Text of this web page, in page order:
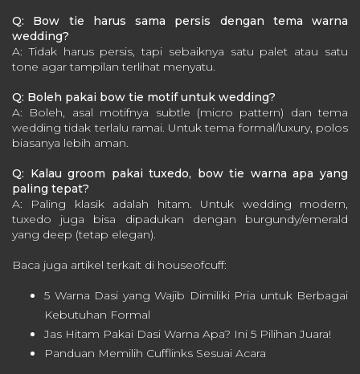
Q: Bow tie harus sama persis dengan tema warna
wedding?
A: Tidak harus persis, tapi sebaiknya satu palet atau satu
tone agar tampilan terlihat menyatu.
Q: Boleh pakai bow tie motif untuk wedding?
A: Boleh, asal motifnya subtle (micro pattern) dan tema
wedding tidak terlalu ramai. Untuk tema formal/luxury, polos
biasanya lebih aman.
Q: Kalau groom pakai tuxedo, bow tie warna apa yang
paling tepat?
A: Paling klasik adalah hitam. Untuk wedding modern,
tuxedo juga bisa dipadukan dengan burgundy/emerald
yang deep (tetap elegan).
Baca juga artikel terkait di houseofcuff:
5 Warna Dasi yang Wajib Dimiliki Pria untuk Berbagai
Kebutuhan Formal
Jas Hitam Pakai Dasi Warna Apa? Ini 5 Pilihan Juara!
Panduan Memilih Cufflinks Sesuai Acara